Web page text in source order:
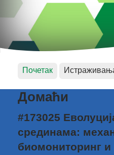
Почетак
Домаћи
#173025
срединама:
биомониторинг и